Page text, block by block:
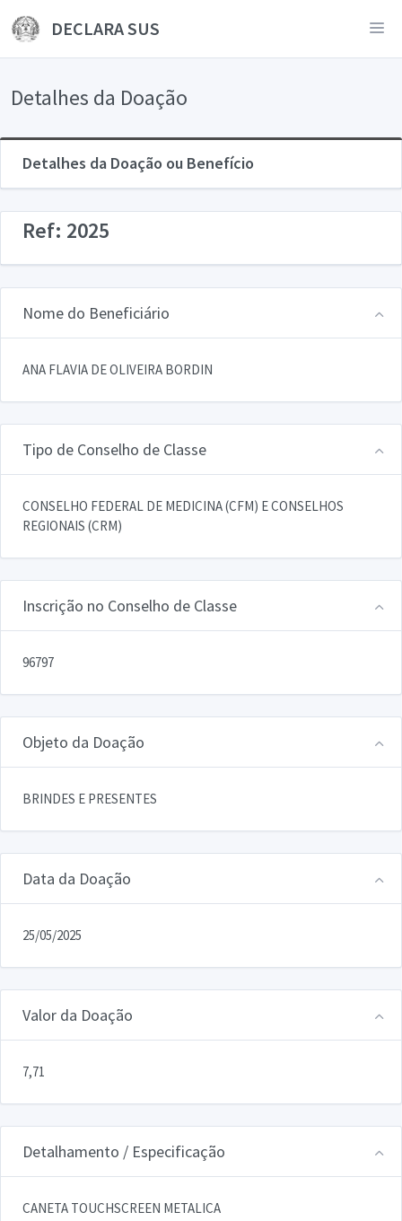
DECLARA SUS
Detalhes da Doação
Detalhes da Doação ou Benefício
Ref: 2025
Nome do Beneficiário
ANA FLAVIA DE OLIVEIRA BORDIN
Tipo de Conselho de Classe
CONSELHO FEDERAL DE MEDICINA (CFM) E CONSELHOS
REGIONAIS (CRM)
Inscrição no Conselho de Classe
96797
Objeto da Doação
BRINDES E PRESENTES
Data da Doação
25/05/2025
Valor da Doação
7,71
Detalhamento / Especificação
CANETA TOUCHSCREEN METALICA